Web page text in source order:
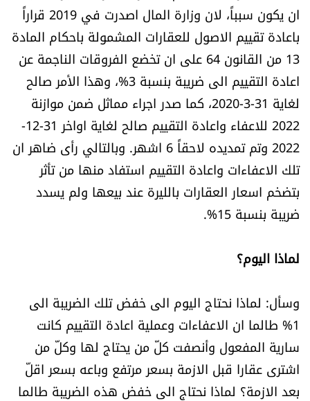
ان يكون سبباً، لان وزارة المال اصدرت في 2019 قراراً
باعادة تقييم الاصول للعقارات المشمولة باحكام المادة
13 من القانون 64 على ان تخضع الفروقات الناجمة عن
اعادة التقييم الى ضريبة بنسبة 3%، وهذا الأمر صالح
لغاية 31-3-2020، كما صدر اجراء مماثل ضمن موازنة
2022 للاعفاء واعادة التقييم صالح لغاية اواخر 31-12-
2022 وتم تمديده لاحقاً 6 اشهر. وبالتالي رأى ضاهر ان
تلك الاعفاءات واعادة التقييم استفاد منها من تأثر
بتضخم اسعار العقارات بالليرة عند بيعها ولم يسدد
ضريبة بنسبة 15%.
لماذا اليوم؟
وسأل: لماذا نحتاج اليوم الى خفض تلك الضريبة الى
1% طالما ان الاعفاءات وعملية اعادة التقييم كانت
سارية المفعول وأنصفت كلّ من يحتاج لها وكلّ من
اشترى عقارا قبل الازمة بسعر مرتفع وباعه بسعر اقلّ
بعد الازمة؟ لماذا نحتاج الى خفض هذه الضريبة طالما